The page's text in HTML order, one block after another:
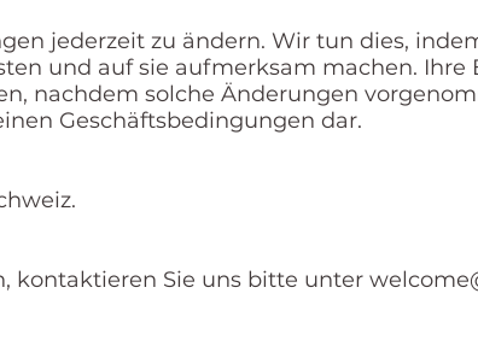
jederzeit zu ändern. Wir tun dies,
und auf sie aufmerksam machen. Ihre
nachdem solche Änderungen
Geschäftsbedingungen dar.
kontaktieren Sie uns bitte unter